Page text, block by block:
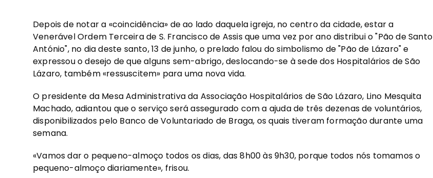
Depois de notar a «coincidência» de ao lado daquela igreja, no centro da cidade, estar a
Venerável Ordem Terceira de S. Francisco de Assis que uma vez por ano distribui o "Pão de Santo
António", no dia deste santo, 13 de junho, o prelado falou do simbolismo de "Pão de Lázaro" e
expressou o desejo de que alguns sem-abrigo, deslocando-se à sede dos Hospitalários de São
Lázaro, também «ressuscitem» para uma nova vida.
O presidente da Mesa Administrativa da Associação Hospitalários de São Lázaro, Lino Mesquita
Machado, adiantou que o serviço será assegurado com a ajuda de três dezenas de voluntários,
disponibilizados pelo Banco de Voluntariado de Braga, os quais tiveram formação durante uma
semana.
«Vamos dar o pequeno-almoço todos os dias, das 8h00 às 9h30, porque todos nós tomamos o
pequeno-almoço diariamente», frisou.